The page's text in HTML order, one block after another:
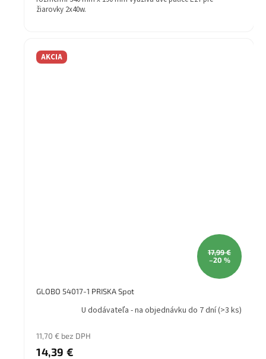
žiarovky 2x40w.
Žiarovka v balení: Nie
Farba svietidla: čierna
AKCIA
17,99 €
–20 %
GLOBO 54017-1 PRISKA Spot
U dodávateľa - na objednávku do 7 dní(>3 ks)
11,70 € bez DPH
14,39 €